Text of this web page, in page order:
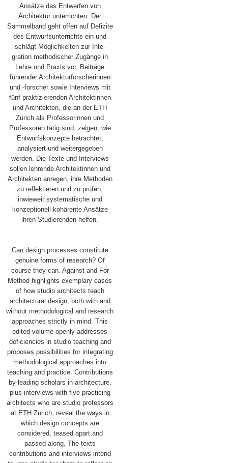
Ansätze das Entwerfen von
Architektur unterrichten. Der
Sammelband geht ­offen auf Defizite
des Entwurfsunterrichts ein und
schlägt Möglichkeiten zur Inte­
gration methodischer Zugänge in
Lehre und Praxis vor. Beiträge
führender Architekturforscherinnen
und -forscher sowie Interviews mit
fünf praktizierenden Archi­tektinnen
und Architekten, die an der ETH
Zürich als Professorinnen und
Professo­ren tätig sind, zeigen, wie
Entwurfskonzepte betrachtet,
analysiert und weiter­gegeben
werden. Die Texte und Interviews
sollen lehrende Architektinnen und
Architekten anregen, ihre Methoden
zu reflektieren und zu prüfen,
inwieweit systematische und
konzeptionell kohärente Ansätze
ihren Studierenden helfen.
Can design processes constitute
genuine forms of research? Of
course they can. Against and For
Method highlights exemplary cases
of how studio architects teach
architectural design, both with and
without methodological and research
ap­proaches strictly in mind. This
edited volume openly addresses
deficiencies in studio teaching and
proposes possibilities for integrating
methodological approaches into
teaching and practice. Contributions
by leading scholars in architecture,
plus interviews with five practicing
architects who are studio professors
at ETH Zurich, reveal the ways in
which design concepts are
considered, teased apart and
passed along. ­The texts
contributions and interviews intend